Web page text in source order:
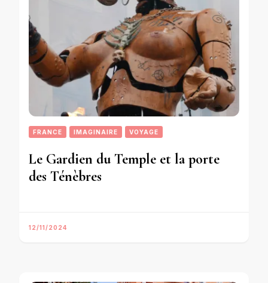
FRANCE IMAGINAIRE VOYAGE
Le Gardien du Temple et la porte
des Ténèbres
12/11/2024